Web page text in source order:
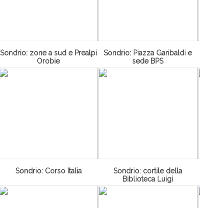
Sondrio: zone a sud e Prealpi
Orobie
Sondrio: Piazza Garibaldi e
sede BPS
Sondrio: Corso Italia
Sondrio: cortile della
Biblioteca Luigi